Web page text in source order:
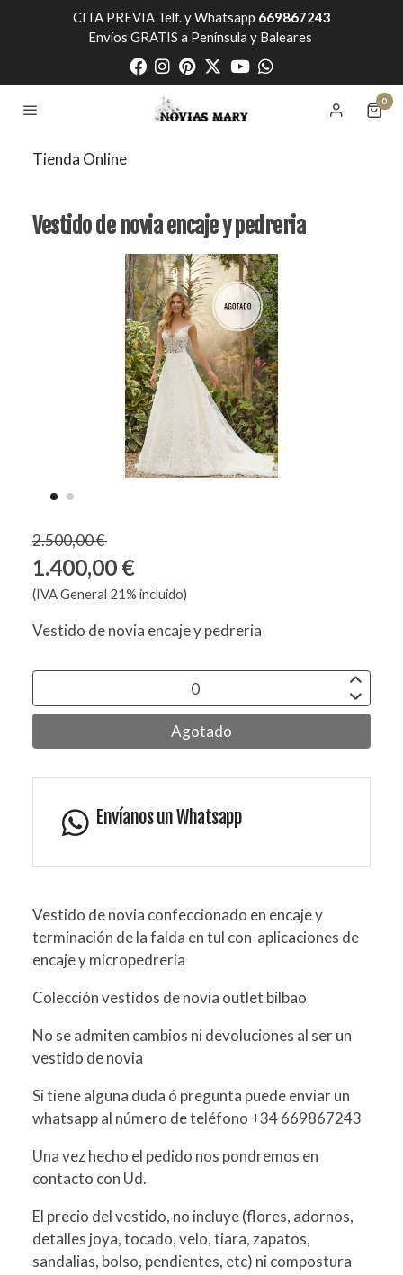
CITA PREVIA Telf. y Whatsapp 669867243
Envíos GRATIS a Península y Baleares
0
Tienda Online
Vestido de novia encaje y pedreria
2.500,00 €
1.400,00 €
(IVA General 21% incluido)
Vestido de novia encaje y pedreria
Agotado
Envíanos un Whatsapp
Vestido de novia confeccionado en encaje y
terminación de la falda en tul con aplicaciones de
encaje y micropedreria
Colección vestidos de novia outlet bilbao
No se admiten cambios ni devoluciones al ser un
vestido de novia
Si tiene alguna duda ó pregunta puede enviar un
whatsapp al número de teléfono +34 669867243
Una vez hecho el pedido nos pondremos en
contacto con Ud.
El precio del vestido, no incluye (flores, adornos,
detalles joya, tocado, velo, tiara, zapatos,
sandalias, bolso, pendientes, etc) ni compostura